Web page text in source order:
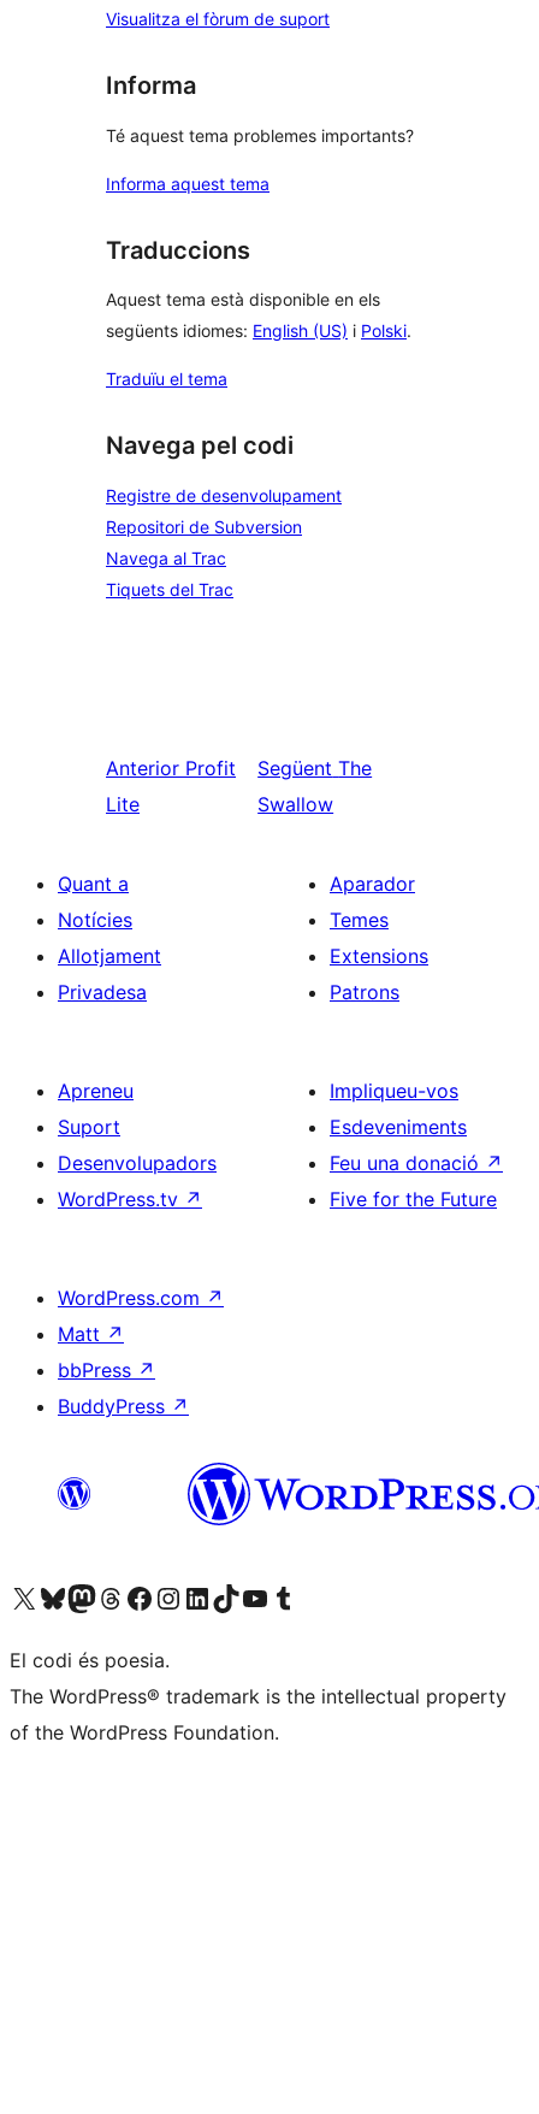
Visualitza el fòrum de suport
Informa
Té aquest tema problemes importants?
Informa aquest tema
Traduccions
Aquest tema està disponible en els
següents idiomes: English (US) i Polski.
Traduïu el tema
Navega pel codi
Registre de desenvolupament
Repositori de Subversion
Navega al Trac
Tiquets del Trac
Anterior Profit
Lite
Següent The
Swallow
Quant a
Notícies
Allotjament
Privadesa
Aparador
Temes
Extensions
Patrons
Apreneu
Suport
Desenvolupadors
WordPress.tv ↗
Impliqueu-vos
Esdeveniments
Feu una donació ↗
Five for the Future
WordPress.com ↗
Matt ↗
bbPress ↗
BuddyPress ↗
Visiteu el nostre compte X (abans Twitter)
Visiteu el nostre compte de Bluesky
Visiteu el nostre compte al Mastodon
Visiteu el nostre compte de Threads
Visiteu la nostra pàgina al Facebook
Visiteu el nostre compte d'Instagram
Visiteu el nostre compte de LinkedIn
Visiteu el nostre compte de TikTok
Visiteu el nostre canal al YouTube
Visiteu el nostre compte de Tumblr
El codi és poesia.
The WordPress® trademark is the intellectual property
of the WordPress Foundation.